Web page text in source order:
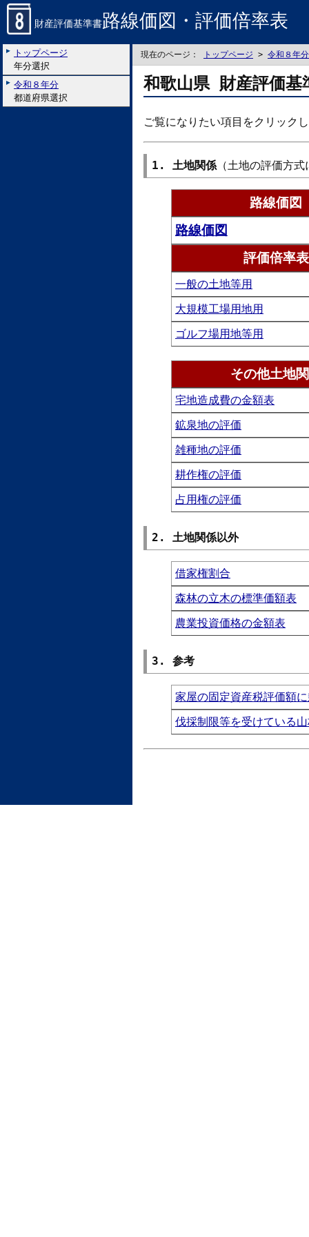
財産評価基準書路線価図・評価倍率表
トップページ
年分選択
令和８年分
都道府県選択
現在のページ： トップページ > 令和８年分
和歌山県 財産評価基
ご覧になりたい項目をクリック
1. 土地関係 （土地の評価方
路線価図
路線価図
評価倍率表
一般の土地等用
大規模工場用地用
ゴルフ場用地等用
その他土地
宅地造成費の金額表
鉱泉地の評価
雑種地の評価
耕作権の評価
占用権の評価
2. 土地関係以外
借家権割合
森林の立木の標準価額表
農業投資価格の金額表
3. 参考
家屋の固定資産税評価額
伐採制限等を受けている